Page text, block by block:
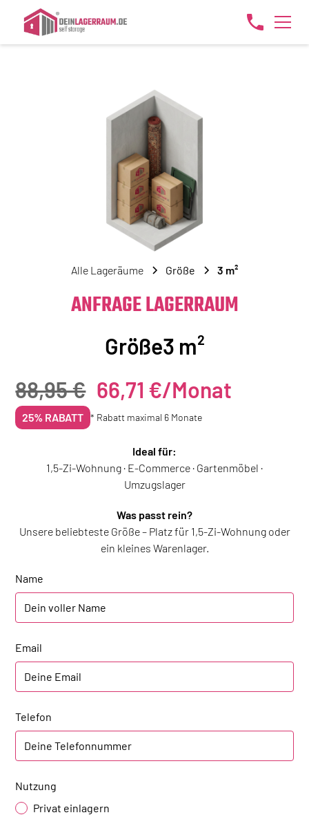
Alle Lageräume Größe 3 m²
ANFRAGE LAGERRAUM
Größe3 m²
88,95 € 66,71 €/Monat
25% RABATT * Rabatt maximal 6 Monate
Ideal für:
1,5-Zi-Wohnung · E-Commerce · Gartenmöbel ·
Umzugslager
Was passt rein?
Unsere beliebteste Größe – Platz für 1,5-Zi-Wohnung oder
ein kleines Warenlager.
Name
Email
Telefon
Nutzung
Privat einlagern